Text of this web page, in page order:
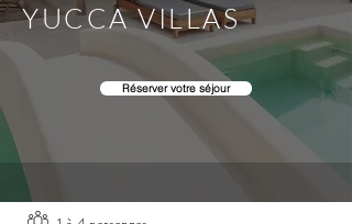
YUCCA VILLAS
Réserver votre séjour